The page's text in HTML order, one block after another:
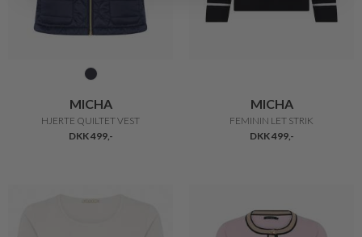
MICHA
HJERTE QUILTET VEST
DKK 499,-
MICHA
FEMININ LET STRIK
DKK 499,-